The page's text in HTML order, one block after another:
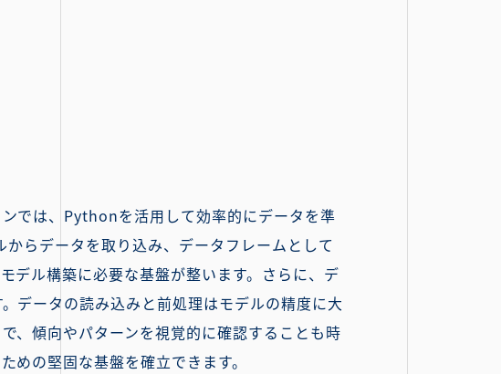
では、Pythonを活用して効率的にデータを準
らデータを取り込み、データフレームとして
デル構築に必要な基盤が整います。さらに、デ
データの読み込みと前処理はモデルの精度に大
、傾向やパターンを視覚的に確認することも時
めの堅固な基盤を確立できます。